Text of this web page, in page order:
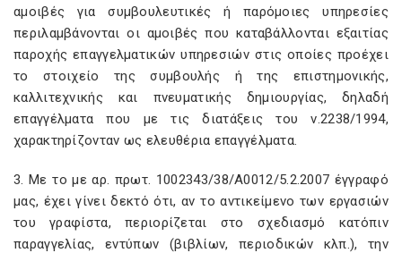
αμοιβές για συμβουλευτικές ή παρόμοιες υπηρεσίες
περιλαμβάνονται οι αμοιβές που καταβάλλονται εξαιτίας
παροχής επαγγελματικών υπηρεσιών στις οποίες προέχει
το στοιχείο της συμβουλής ή της επιστημονικής,
καλλιτεχνικής και πνευματικής δημιουργίας, δηλαδή
επαγγέλματα που με τις διατάξεις του ν.2238/1994,
χαρακτηρίζονταν ως ελευθέρια επαγγέλματα.
3. Με το με αρ. πρωτ. 1002343/38/Α0012/5.2.2007 έγγραφό
μας, έχει γίνει δεκτό ότι, αν το αντικείμενο των εργασιών
του γραφίστα, περιορίζεται στο σχεδιασμό κατόπιν
παραγγελίας, εντύπων (βιβλίων, περιοδικών κλπ.), την